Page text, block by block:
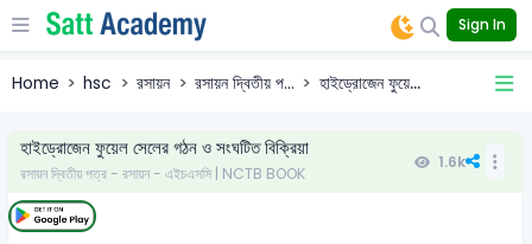
Sign In
Home hsc রসায়ন রসায়ন দ্বিতীয় প... হাইড্রোজেন ফুয়ে...
হাইড্রোজেন ফুয়েল সেলের গঠন ও সংঘটিত বিক্রিয়া
রসায়ন দ্বিতীয় পত্র - রসায়ন - এইচএসসি | NCTB BOOK
1.6k